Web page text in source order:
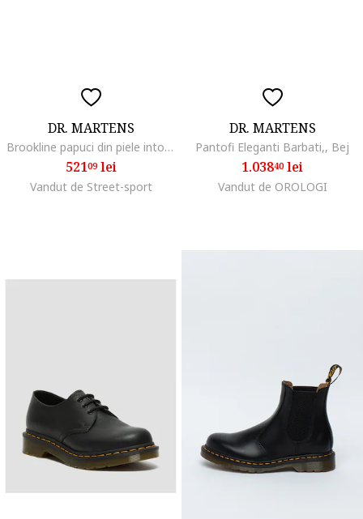
DR. MARTENS
Brookline papuci din piele intoarsa
52109lei
Vandut de Street-sport
DR. MARTENS
Pantofi Eleganti Barbati,, Bej
1.03840lei
Vandut de OROLOGI